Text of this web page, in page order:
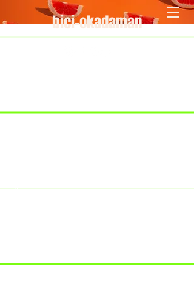
bici-okadaman
す。